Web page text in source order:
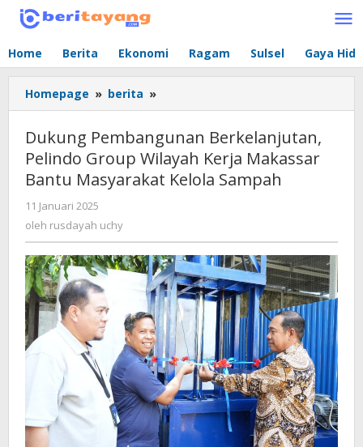
Lewati
Home Berita Ekonomi Ragam Sulsel Gaya
Homepage » berita »
Pembangunan
Berkelanjutan,
Pelindo
Group
Wilayah
Masyarakat
Kelola
Sampah
Dukung Pembangunan Berkelanjutan,
Pelindo Group Wilayah Kerja Makassar
Bantu Masyarakat Kelola Sampah
11 Januari 2025
rusdayah
uchy
oleh rusdayah uchy